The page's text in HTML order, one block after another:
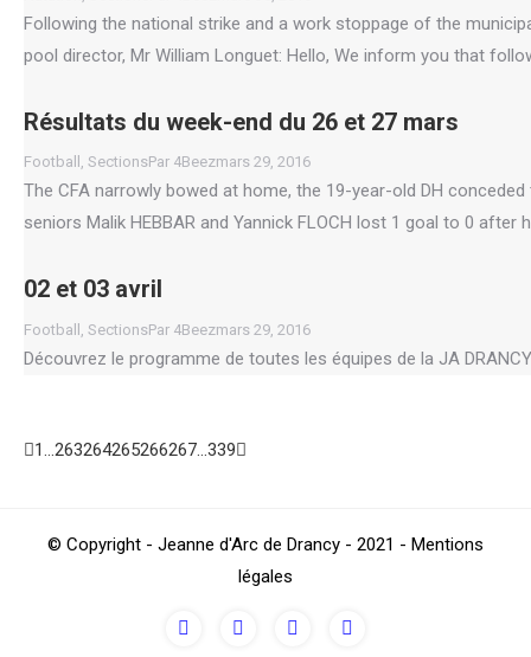
Following the national strike and a work stoppage of the
pool director, Mr William Longuet: Hello, We inform you that
Résultats du week-end du 26 et 27 mars
Football , SectionsPar 4Beezmars 29, 2016
The CFA narrowly bowed at home, the 19-year-old DH
seniors Malik HEBBAR and Yannick FLOCH lost 1 goal to 0
02 et 03 avril
Football SectionsPar 4Beezmars 29, 2016
Découvrez le programme de toutes les équipes de la JA
1 263264265266267 339
© Copyright - Jeanne d'Arc de Drancy - 2021 - Mentions
légales